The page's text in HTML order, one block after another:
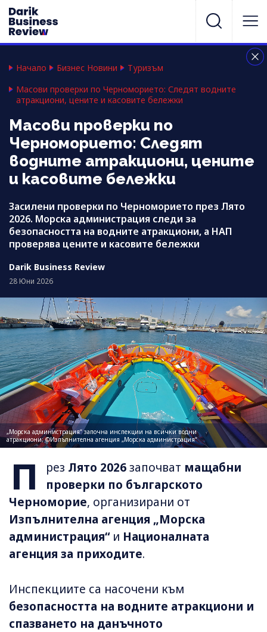
Начало Бизнес Новини
Туризъм
Масови проверки по Черноморието: Следят водните
атракциони, цените и касовите бележки
Масови проверки по
Черноморието: Следят
водните атракциони, цените
и касовите бележки
Засилени проверки по Черноморието през Лято
2026. Морска администрация следи за
безопасността на водните атракциони, а НАП
проверява цените и касовите бележки
Darik Business Review
28 Юни 2026
„Морска администрация“ започна инспекции на всички водни
атракциони; ©Изпълнителна агенция „Морска администрация“
П рез Лято 2026започват мащабни
проверки по българското
Черноморие, организирани от
Изпълнителна агенция „Морска
администрация“и Националната
агенция за приходите.
Инспекциите са насочени към
безопасността на водните атракциони и
спазването на данъчното